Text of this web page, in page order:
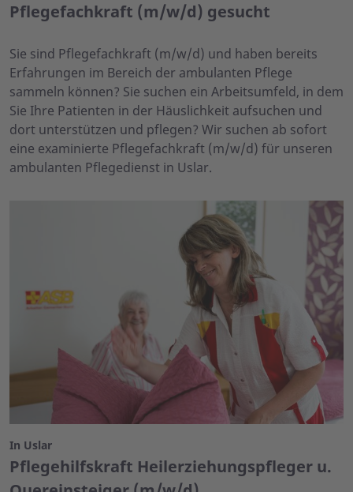
Pflegefachkraft (m/w/d) gesucht
Sie sind Pflegefachkraft (m/w/d) und haben bereits
Erfahrungen im Bereich der ambulanten Pflege
sammeln können? Sie suchen ein Arbeitsumfeld, in dem
Sie Ihre Patienten in der Häuslichkeit aufsuchen und
dort unterstützen und pflegen? Wir suchen ab sofort
eine examinierte Pflegefachkraft (m/w/d) für unseren
ambulanten Pflegedienst in Uslar.
In Uslar
Pflegehilfskraft Heilerziehungspfleger u.